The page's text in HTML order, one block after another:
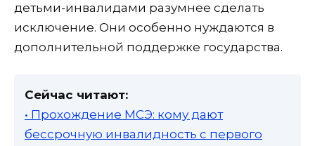
детьми-инвалидами разумнее сделать
исключение. Они особенно нуждаются в
дополнительной поддержке государства.
Сейчас читают:
• Прохождение МСЭ: кому дают
бессрочную инвалидность с первого